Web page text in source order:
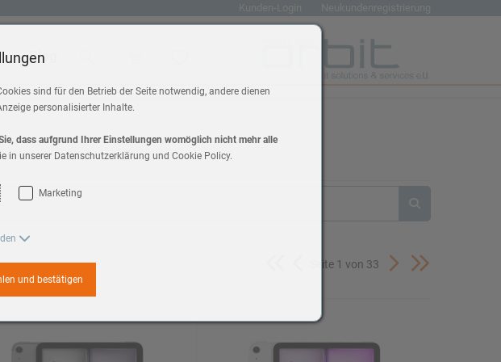
Kunden-Login Neukundenregistrierung
Blog
Seite 1 von 33
sind für den Betrieb der Seite notwendig, andere dienen
personalisierter Inhalte.
dass aufgrund Ihrer Einstellungen womöglich nicht mehr alle
in unserer Datenschutzerklärung und Cookie Policy.
Marketing
und bestätigen